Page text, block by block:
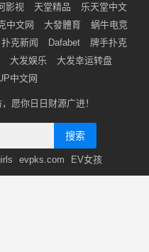
影视 天堂精品
乐天堂中文
中文网 大發體育
蜗牛电竞
扑克新闻 Dafabet
牌手扑克
大发娱乐
大发幸运转盘
中文网
愿你日日财源广进！
搜索
evpks.com EV女孩